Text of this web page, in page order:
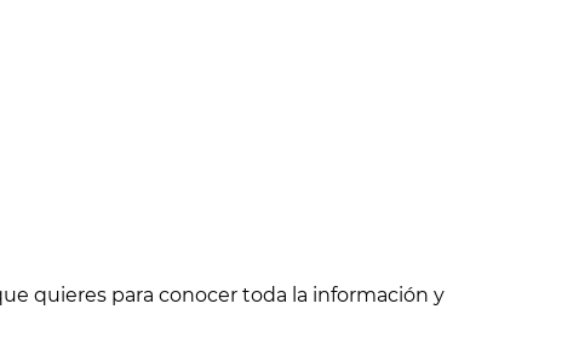
quieres para conocer toda la información y